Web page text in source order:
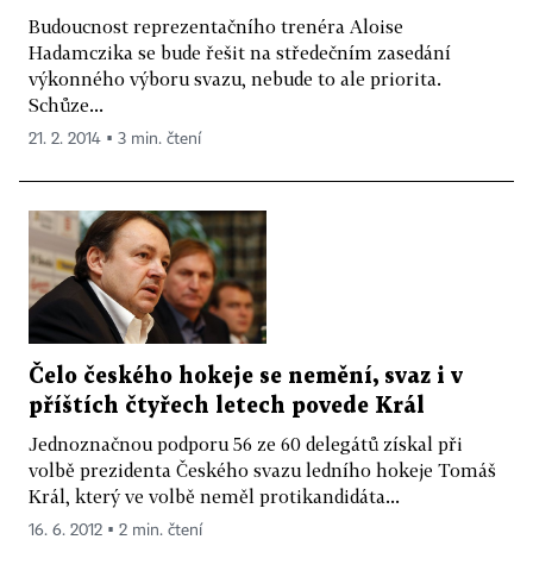
Budoucnost reprezentačního trenéra Aloise
Hadamczika se bude řešit na středečním zasedání
výkonného výboru svazu, nebude to ale priorita.
Schůze...
21. 2. 2014 ▪ 3 min. čtení
Čelo českého hokeje se nemění, svaz i v
příštích čtyřech letech povede Král
Jednoznačnou podporu 56 ze 60 delegátů získal při
volbě prezidenta Českého svazu ledního hokeje Tomáš
Král, který ve volbě neměl protikandidáta...
16. 6. 2012 ▪ 2 min. čtení